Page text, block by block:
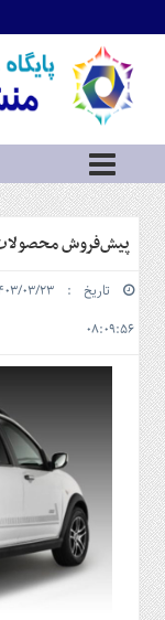
اطلاعات
تماس
ما
درباره
ما
سرویس
ها
خانه
بازار
سرمایه
و
بورس
و
شهری
گاز
و
پتروشیمی
و
پیش‌فروش محصولات
۰۸:۰۹:۵۶